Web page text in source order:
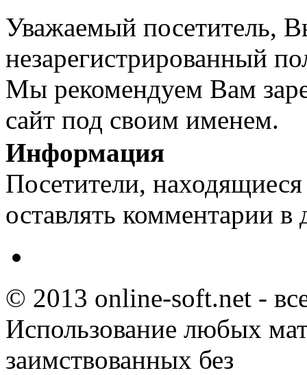
Уважаемый посетитель,
незарегистрированный
Мы рекомендуем Вам
сайт под своим именем.
Информация
Посетители,
оставлять комментарии в
© 2013 online-soft.net -
Использование любых
заимствованных без